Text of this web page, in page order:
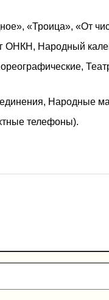
«Троица», «От
ОНКН, Народный
Народные
телефоны).